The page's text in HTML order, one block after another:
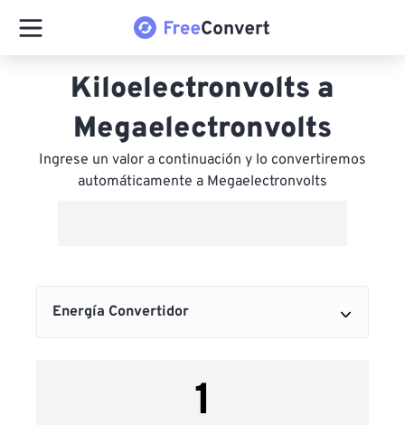
Kiloelectronvolts a
Megaelectronvolts
Ingrese un valor a continuación y lo convertiremos
automáticamente a Megaelectronvolts